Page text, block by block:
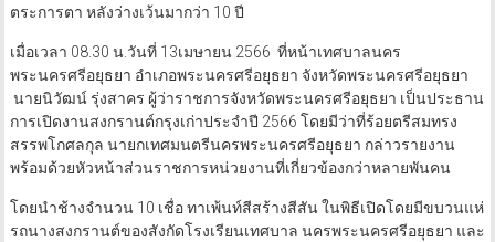
ตระการตา หลังว่างเว้นมากว่า 10 ปี
เมื่อเวลา 08.30 น.วันที่ 13เมษายน 2566 ที่หน้าเทศบาลนคร
พระนครศรีอยุธยา อำเภอพระนครศรีอยุธยา จังหวัดพระนครศรีอยุธยา
นายนิวัฒน์ รุ่งสาคร ผู้ว่าราชการจังหวัดพระนครศรีอยุธยา เป็นประธาน
การเปิดงานสงกรานต์กรุงเก่าประจำปี 2566 โดยมีว่าที่ร้อยตรีสมทรง
สรรพโกศลกุล นายกเทศมนตรีนครพระนครศรีอยุธยา กล่าวรายงาน
พร้อมด้วยหัวหน้าส่วนราชการหน่วยงานที่เกี่ยวข้องกว่าหลายพันคน
โดยนำช้างจำนวน 10 เชื่อ ทาเพ้นท์สีสร้างสีสัน ในพิธีเปิดโดยมีขบวนแห่
รถนางสงกรานต์ของสังกัดโรงเรียนเทศบาล นครพระนครศรีอยุธยา และ